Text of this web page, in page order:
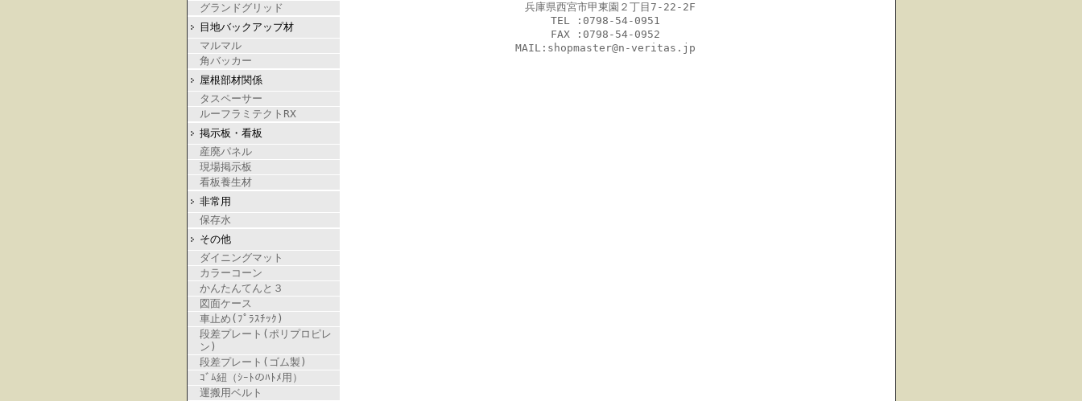
グランドグリッド
目地バックアップ材
マルマル
角バッカー
屋根部材関係
タスペーサー
ルーフラミテクトRX
掲示板・看板
産廃パネル
現場掲示板
看板養生材
非常用
保存水
その他
ダイニングマット
カラーコーン
かんたんてんと３
図面ケース
車止め(ﾌﾟﾗｽﾁｯｸ)
段差プレート(ポリプロピレ
ン)
段差プレート(ゴム製)
ｺﾞﾑ紐（ｼｰﾄのﾊﾄﾒ用）
運搬用ベルト
兵庫県西宮市甲東園２丁目7-22-2F
TEL :0798-54-0951
FAX :0798-54-0952
MAIL:shopmaster@n-veritas.jp